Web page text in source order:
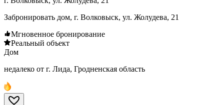
Забронировать дом, г. Волковыск, ул. Жолудева, 21
Мгновенное бронирование
Реальный объект
Дом
недалеко от г. Лида, Гродненская область